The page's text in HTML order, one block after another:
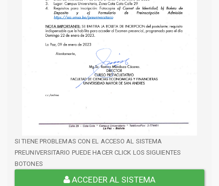
SI TIENE PROBLEMAS CON EL ACCESO AL SISTEMA
PREUNIVERSITARIO PUEDE HACER CLICK LOS SIGUIENTES
BOTONES
ACCEDER AL SISTEMA